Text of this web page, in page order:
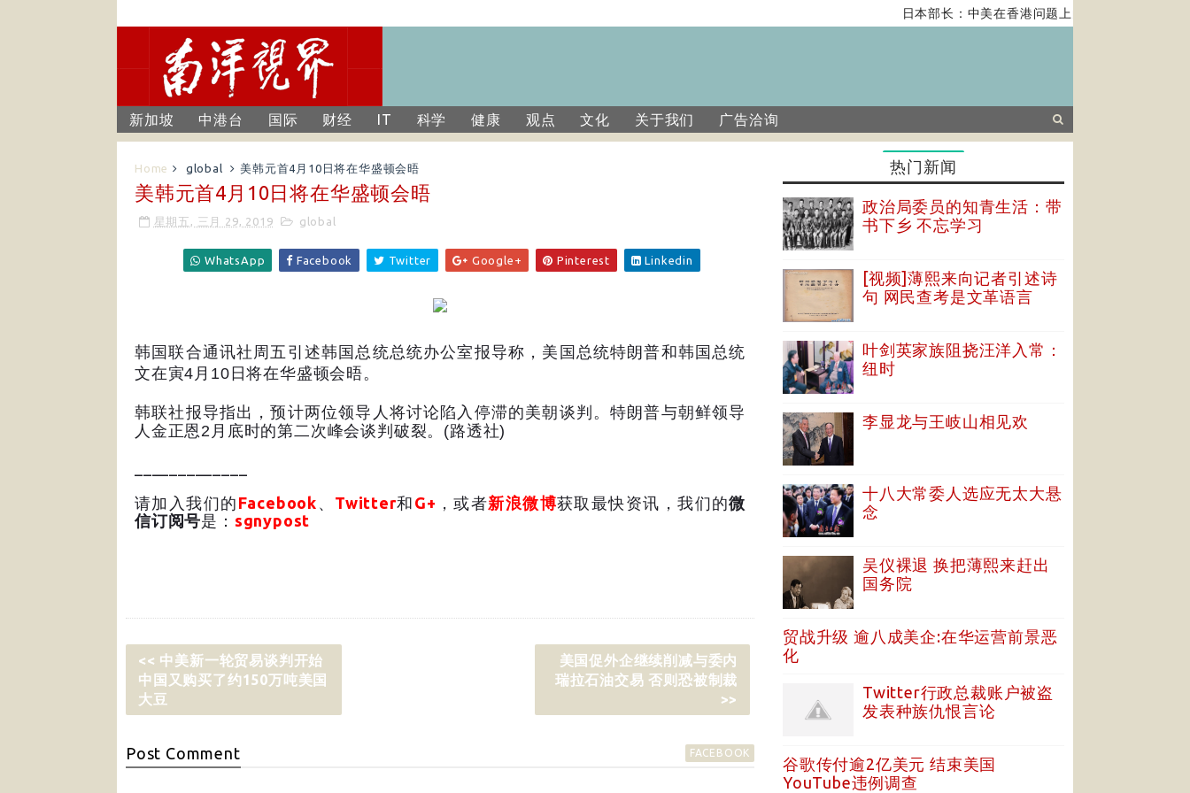
日本部长：中美在香港问题上的紧张关系对全球经
新加坡 中港台 国际 财经 IT 科学 健康 观点 文化 关于我们 广告洽询
Home global 美韩元首4月10日将在华盛顿会晤
美韩元首4月10日将在华盛顿会晤
星期五, 三月 29, 2019 global
WhatsApp Facebook Twitter Google+ Pinterest Linkedin
韩国联合通讯社周五引述韩国总统总统办公室报导称，美国总统特朗普和韩国总统
文在寅4 月 10 日将在华盛顿会晤。
韩联社报导指出，预计两位领导人将讨论陷入停滞的美朝谈判。特朗普与朝鲜领导
人金正恩2 月底时的第二次峰会谈判破裂。 (路透社)
请加入我们的 Facebook 、 Twitter和 G+ ，或者新浪微博获取最快资讯，我们的微
信订阅号是： sgnypost
<< 中美新一轮贸易谈判开始
中国又购买了约150万吨美国
大豆
美国促外企继续削减与委内
瑞拉石油交易 否则恐被制裁
>>
Post Comment FACEBOOK
热门新闻
政治局委员的知青生活：带
书下乡 不忘学习
[视频]薄熙来向记者引述诗
句 网民查考是文革语言
叶剑英家族阻挠汪洋入常：
纽时
李显龙与王岐山相见欢
十八大常委人选应无太大悬
念
吴仪裸退 换把薄熙来赶出
国务院
贸战升级 逾八成美企:在华运营前景恶
化
Twitter行政总裁账户被盗
发表种族仇恨言论
谷歌传付逾2亿美元 结束美国
YouTube违例调查